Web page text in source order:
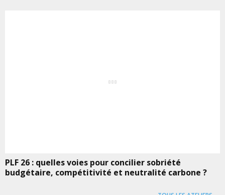
PLF 26 : quelles voies pour concilier sobriété
budgétaire, compétitivité et neutralité carbone ?